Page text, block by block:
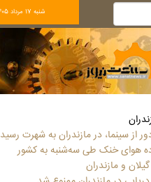
شنبه 17 مرداد 1405
از سینما، در مازندران به شهرت رسید
هوای خنک طی سه‌شنبه به کشور
و مازندران